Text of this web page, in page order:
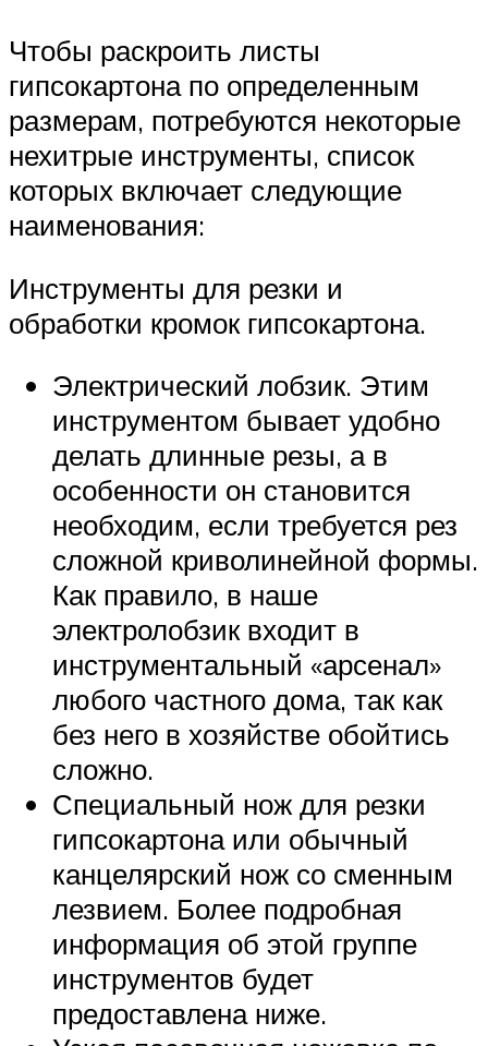
Чтобы раскроить листы
гипсокартона по определенным
размерам, потребуются некоторые
нехитрые инструменты, список
которых включает следующие
наименования:
Инструменты для резки и
обработки кромок гипсокартона.
Электрический лобзик. Этим
инструментом бывает удобно
делать длинные резы, а в
особенности он становится
необходим, если требуется рез
сложной криволинейной формы.
Как правило, в наше
электролобзик входит в
инструментальный «арсенал»
любого частного дома, так как
без него в хозяйстве обойтись
сложно.
Специальный нож для резки
гипсокартона или обычный
канцелярский нож со сменным
лезвием. Более подробная
информация об этой группе
инструментов будет
предоставлена ниже.